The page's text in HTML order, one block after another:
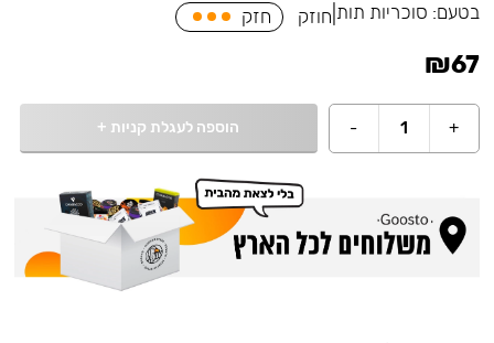
בטעם: סוכריות תות חוזק חזק
₪67
+
1
- הוספה לעגלת קניות +